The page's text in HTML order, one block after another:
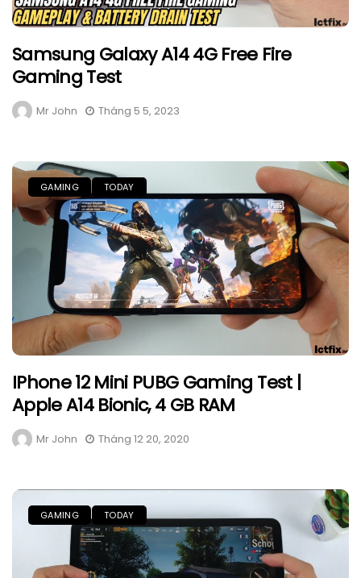
Samsung Galaxy A14 4G Free Fire
Gaming Test
Mr John Tháng 5 5, 2023
GAMING TODAY
IPhone 12 Mini PUBG Gaming Test |
Apple A14 Bionic, 4 GB RAM
Mr John Tháng 12 20, 2020
GAMING TODAY